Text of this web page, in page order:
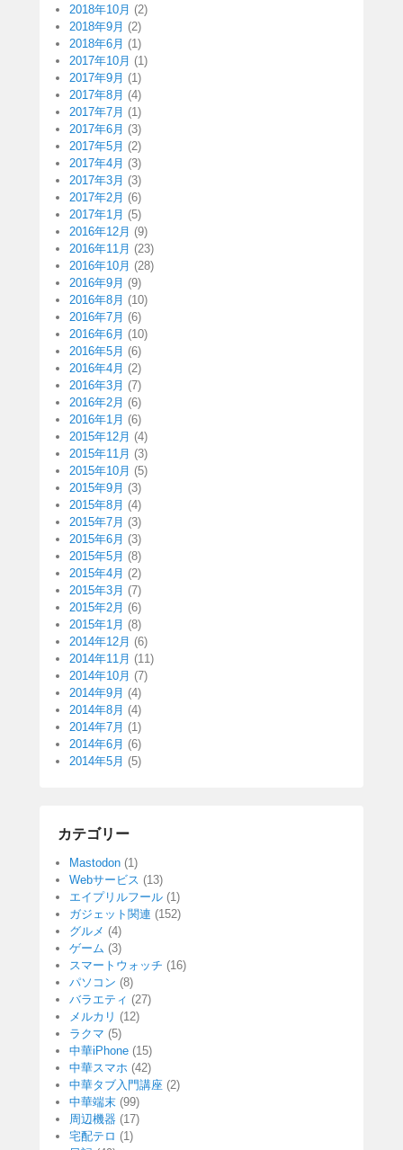
2018年10月 (2)
2018年9月 (2)
2018年6月 (1)
2017年10月 (1)
2017年9月 (1)
2017年8月 (4)
2017年7月 (1)
2017年6月 (3)
2017年5月 (2)
2017年4月 (3)
2017年3月 (3)
2017年2月 (6)
2017年1月 (5)
2016年12月 (9)
2016年11月 (23)
2016年10月 (28)
2016年9月 (9)
2016年8月 (10)
2016年7月 (6)
2016年6月 (10)
2016年5月 (6)
2016年4月 (2)
2016年3月 (7)
2016年2月 (6)
2016年1月 (6)
2015年12月 (4)
2015年11月 (3)
2015年10月 (5)
2015年9月 (3)
2015年8月 (4)
2015年7月 (3)
2015年6月 (3)
2015年5月 (8)
2015年4月 (2)
2015年3月 (7)
2015年2月 (6)
2015年1月 (8)
2014年12月 (6)
2014年11月 (11)
2014年10月 (7)
2014年9月 (4)
2014年8月 (4)
2014年7月 (1)
2014年6月 (6)
2014年5月 (5)
カテゴリー
Mastodon (1)
Webサービス (13)
エイプリルフール (1)
ガジェット関連 (152)
グルメ (4)
ゲーム (3)
スマートウォッチ (16)
パソコン (8)
バラエティ (27)
メルカリ (12)
ラクマ (5)
中華iPhone (15)
中華スマホ (42)
中華タブ入門講座 (2)
中華端末 (99)
周辺機器 (17)
宅配テロ (1)